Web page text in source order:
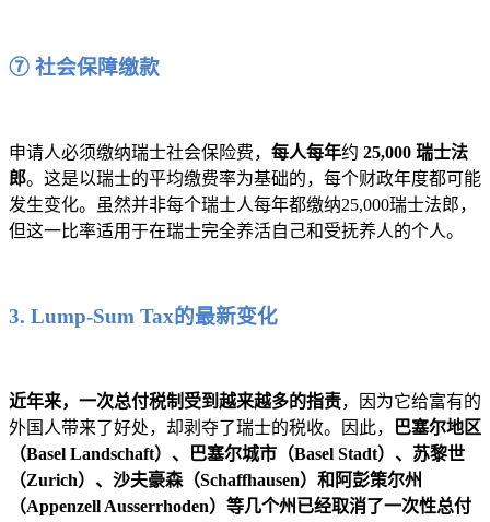
⑦ 社会保障缴款
申请人必须缴纳瑞士社会保险费， 每人每年约 25,000 瑞士法
郎。这是以瑞士的平均缴费率为基础的，每个财政年度都可能
发生变化。虽然并非每个瑞士人每年都缴纳25,000瑞士法郎，
但这一比率适用于在瑞士完全养活自己和受抚养人的个人。
3. Lump-Sum Tax的最新变化
近年来，一次总付税制受到越来越多的指责，因为它给富有的
外国人带来了好处，却剥夺了瑞士的税收。因此，
巴塞尔地区
（Basel Landschaft）、巴塞尔城市（Basel Stadt）、苏黎世
（Zurich）、沙夫豪森（Schaffhausen）和阿彭策尔州
（Appenzell Ausserrhoden）等几个州已经取消了一次性总付